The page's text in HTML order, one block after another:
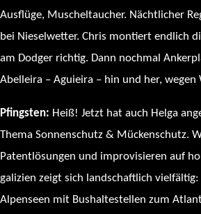
Ausflüge, Muscheltaucher. Nächtlicher
bei Nieselwetter. Chris montiert endlich
am Dodger richtig. Dann nochmal
Abelleira – Aguieira – hin und her, wegen
Pfingsten: Heiß! Jetzt hat auch Helga
Thema Sonnenschutz & Mückenschutz.
Patentlösungen und improvisieren auf
galizien zeigt sich landschaftlich
Alpenseen mit Bushaltestellen zum